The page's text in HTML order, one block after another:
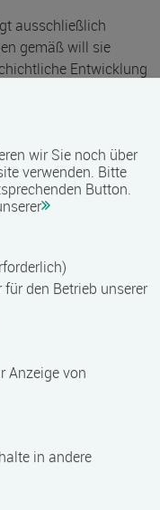
ausschließlich
gemäß will sie
Entwicklung
die
und
politisch Verfolgten
begabter junger
Kultur fördern.
der Konrad-
und
Kolloquien und
bilden
Sehr gerne arbeiten
auf Anfrage
wir Sie noch über
verwenden. Bitte
Button.
den Betrieb unserer
Anzeige von
in andere